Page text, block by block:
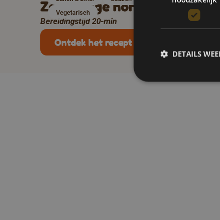
Zelf pittige honing maken
Bereidingstijd 20-min
Ontdek het recept
Vegetarisch
DETAILS